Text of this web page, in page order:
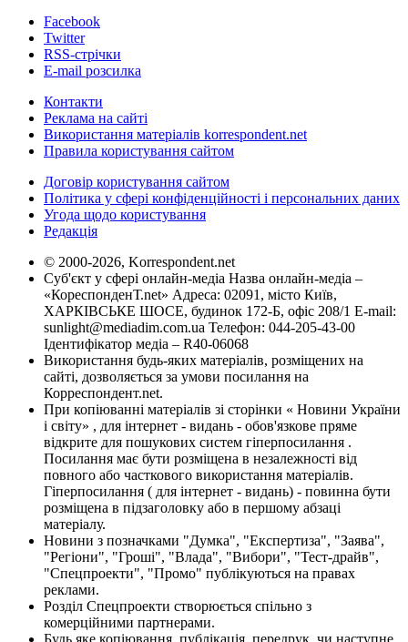
Facebook
Twitter
RSS-стрічки
E-mail розсилка
Контакти
Реклама на сайті
Використання матеріалів korrespondent.net
Правила користування сайтом
Договір користування сайтом
Політика у сфері конфіденційності і персональних даних
Угода щодо користування
Редакція
© 2000-2026, Korrespondent.net
Суб'єкт у сфері онлайн-медіа Назва онлайн-медіа –
«КореспонденТ.net» Адреса: 02091, місто Київ,
ХАРКІВСЬКЕ ШОСЕ, будинок 172-Б, офіс 208/1 E-mail:
sunlight@mediadim.com.ua Телефон: 044-205-43-00
Ідентифікатор медіа – R40-06068
Використання будь-яких матеріалів, розміщених на
сайті, дозволяється за умови посилання на
Корреспондент.net.
При копіюванні матеріалів зі сторінки « Новини України
і світу» , для інтернет - видань - обов'язкове пряме
відкрите для пошукових систем гіперпосилання .
Посилання має бути розміщена в незалежності від
повного або часткового використання матеріалів.
Гіперпосилання ( для інтернет - видань) - повинна бути
розміщена в підзаголовку або в першому абзаці
матеріалу.
Новини з позначками "Думка", "Експертиза", "Заява",
"Регіони", "Гроші", "Влада", "Вибори", "Тест-драйв",
"Спецпроекти", "Промо" публікуються на правах
реклами.
Розділ Спецпроекти створюється спільно з
комерційними партнерами.